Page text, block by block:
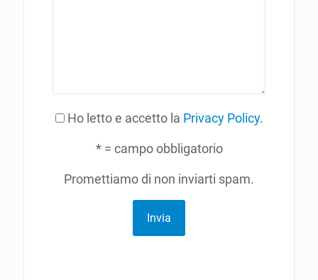
Ho letto e accetto la Privacy Policy.
* = campo obbligatorio
Promettiamo di non inviarti spam.
Invia